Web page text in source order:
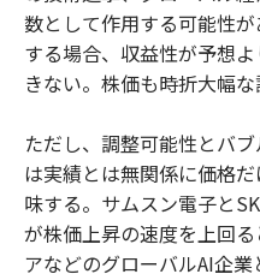
数として作用する可能性
する場合、収益性が予想
きない。株価も時折大幅
ただし、調整可能性とバ
は実績とは無関係に価格
味する。サムスン電子と
が株価上昇の速度を上回
アなどのグローバルAI企